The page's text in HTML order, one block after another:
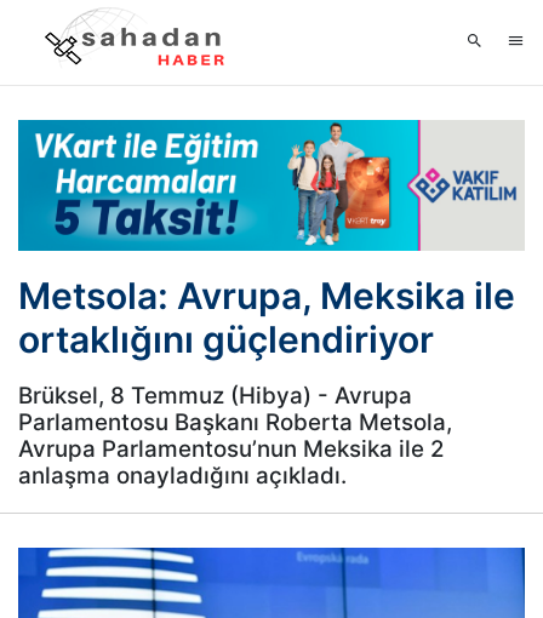
Metsola: Avrupa, Meksika ile
ortaklığını güçlendiriyor
Brüksel, 8 Temmuz (Hibya) - Avrupa
Parlamentosu Başkanı Roberta Metsola,
Avrupa Parlamentosu’nun Meksika ile 2
anlaşma onayladığını açıkladı.